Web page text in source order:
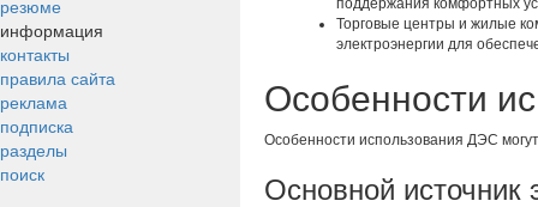
резюме
информация
контакты
правила сайта
реклама
подписка
разделы
поиск
поддержания комфортных
Торговые центры и жилые
электроэнергии для
Особенности
Особенности использования ДЭС
Основной источник